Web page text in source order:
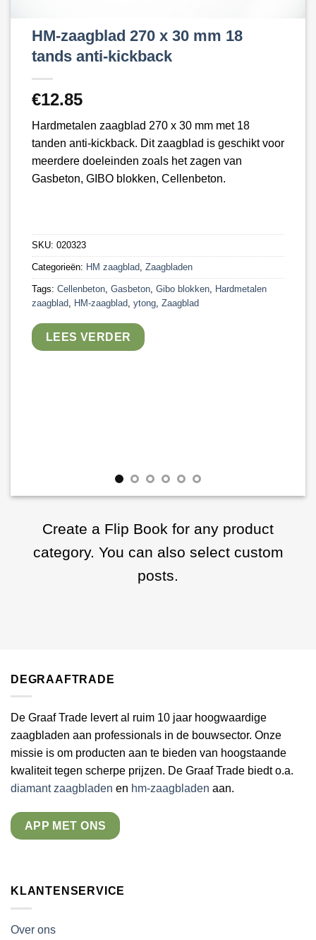
HM-zaagblad 270 x 30 mm 18
tands anti-kickback
€12.85
Hardmetalen zaagblad 270 x 30 mm met 18
tanden anti-kickback. Dit zaagblad is geschikt voor
meerdere doeleinden zoals het zagen van
Gasbeton, GIBO blokken, Cellenbeton.
SKU: 020323
Categorieën: HM zaagblad, Zaagbladen
Tags: Cellenbeton, Gasbeton, Gibo blokken, Hardmetalen
zaagblad, HM-zaagblad, ytong, Zaagblad
LEES VERDER
Create a Flip Book for any product
category. You can also select custom
posts.
DEGRAAFTRADE
De Graaf Trade levert al ruim 10 jaar hoogwaardige
zaagbladen aan professionals in de bouwsector. Onze
missie is om producten aan te bieden van hoogstaande
kwaliteit tegen scherpe prijzen. De Graaf Trade biedt o.a.
diamant zaagbladen en hm-zaagbladen aan.
APP MET ONS
KLANTENSERVICE
Over ons